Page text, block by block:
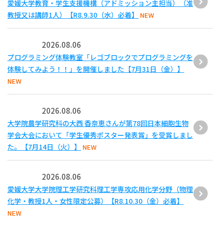
愛媛大学教育・学生支援機構（アドミッション主担当）（准
教授又は講師1人）【R8.9.30（水）必着】
NEW
2026.08.06
プログラミング体験教室「レゴブロックでプログラミングを
体験してみよう！！」を開催しました【7月31日（金）】
NEW
2026.08.06
大学院農学研究科の大西 香奈恵さんが第78回日本細胞生物
学会大会において「学生優秀ポスター発表賞」を受賞しまし
た。【7月14日（火）】
NEW
2026.08.06
愛媛大学大学院理工学研究科理工学専攻応用化学分野（物理
化学・教授1人・女性限定公募）【R8.10.30（金）必着】
NEW